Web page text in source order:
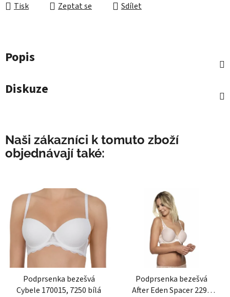
Tisk Zeptat se Sdílet
Popis
Diskuze
Naši zákazníci k tomuto zboží
objednávají také:
Podprsenka bezešvá
Cybele 170015, 7250 bílá
Podprsenka bezešvá
After Eden Spacer 2295